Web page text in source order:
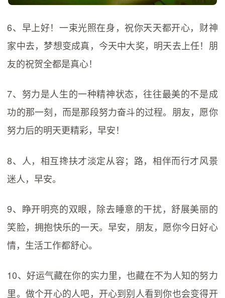
6、早上好！一束光照在身，祝你天天都开心，财神
家中去，梦想变成真，今天中大奖，明天去上任！朋
友的祝贺全都是真心！
7、努力是人生的一种精神状态，往往最美的不是成
功的那一刻，而是那段努力奋斗的过程。朋友，愿你
努力后的明天更精彩，早安！
8、人，相互搀扶才淡定从容；路，相伴而行才风景
迷人，早安。
9、睁开明亮的双眼，除去睡意的干扰，舒展美丽的
笑脸，拥抱快乐的一天。早安，朋友，愿你今日好心
情，生活工作都舒心。
10、好运气藏在你的实力里，也藏在不为人知的努力
里。做个开心的人吧，开心到别人看到你也会变得开